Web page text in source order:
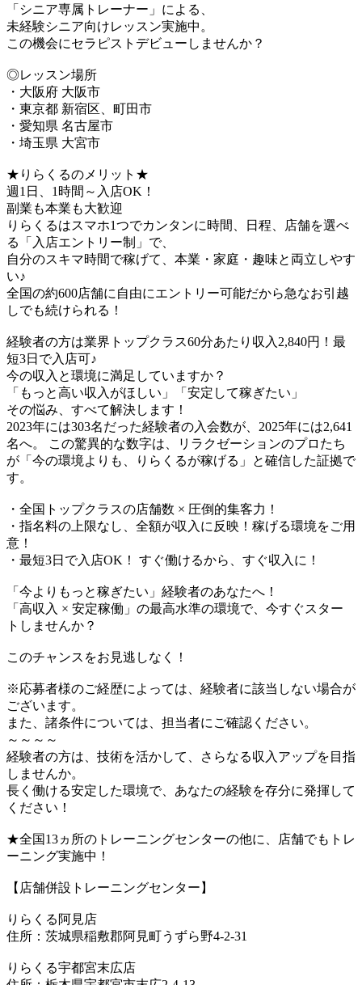
「シニア専属トレーナー」による、
未経験シニア向けレッスン実施中。
この機会にセラピストデビューしませんか？
◎レッスン場所
・大阪府 大阪市
・東京都 新宿区、町田市
・愛知県 名古屋市
・埼玉県 大宮市
★りらくるのメリット★
週1日、1時間～入店OK！
副業も本業も大歓迎
りらくるはスマホ1つでカンタンに時間、日程、店舗を選べ
る「入店エントリー制」で、
​自分のスキマ時間で稼げて、本業・家庭・趣味と両立しやす
い♪​
全国の約600店舗に自由にエントリー可能だから急なお引越
しでも続けられる！
経験者の方は業界トップクラス60分あたり収入2,840円！最
短3日で入店可♪
今の収入と環境に満足していますか？
「もっと高い収入がほしい」「安定して稼ぎたい」
その悩み、すべて解決します！
2023年には303名だった経験者の入会数が、2025年には2,641
名へ。 この驚異的な数字は、リラクゼーションのプロたち
が「今の環境よりも、りらくるが稼げる」と確信した証拠で
す。
・全国トップクラスの店舗数 × 圧倒的集客力！
・指名料の上限なし、全額が収入に反映！稼げる環境をご用
意！
・最短3日で入店OK！ すぐ働けるから、すぐ収入に！
「今よりもっと稼ぎたい」経験者のあなたへ！
「高収入 × 安定稼働」の最高水準の環境で、今すぐスター
トしませんか？
このチャンスをお見逃しなく！
※応募者様のご経歴によっては、経験者に該当しない場合が
ございます。
また、諸条件については、担当者にご確認ください。
～～～～
経験者の方は、技術を活かして、さらなる収入アップを目指
しませんか。
長く働ける安定した環境で、あなたの経験を存分に発揮して
ください！
★全国13ヵ所のトレーニングセンターの他に、店舗でもトレ
ーニング実施中！
【店舗併設トレーニングセンター】
りらくる阿見店
住所：茨城県稲敷郡阿見町うずら野4-2-31
りらくる宇都宮末広店